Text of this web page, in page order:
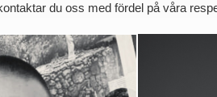
du oss med fördel på våra